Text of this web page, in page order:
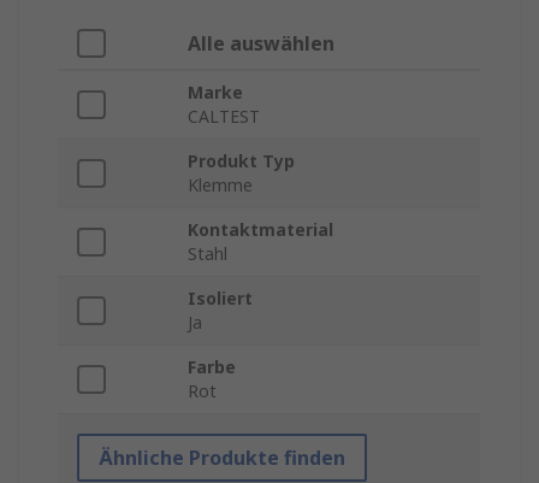
Alle auswählen
Marke
CALTEST
Produkt Typ
Klemme
Kontaktmaterial
Stahl
Isoliert
Ja
Farbe
Rot
Ähnliche Produkte finden